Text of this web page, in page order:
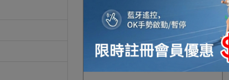
保溫冰箱 保暖內衣 保暖鞋